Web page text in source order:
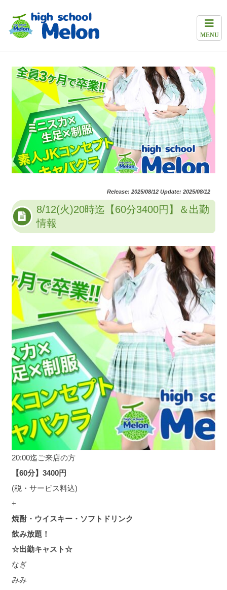
MENU
Release: 2025/08/12 Update: 2025/08/12
8/12(火)20時迄【60分3400円】＆出勤
情報
20:00迄ご来店の方
【60分】3400円
(税・サービス料込)
+
焼酎・ウイスキー・ソフトドリンク
飲み放題！
☆出勤キャスト☆
なぎ
みみ